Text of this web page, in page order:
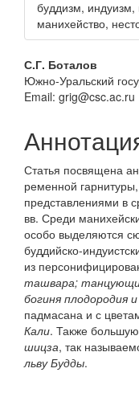
буддизм,
манихейство,
Основное
С.Г. Боталов
Южно-Уральский
Email: grig@csc.ac.ru
Статья посвящена
ременной
представлениями в
вв. Среди
особо выделяются
буддийско-
из
ташвара;
богиня плодородия
падмасана и с
Кали. Также
шицза, так
льву Будды.